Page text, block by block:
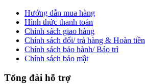
Hướng dẫn mua hàng
Hình thức thanh toán
Chính sách giao hàng
Chính sách đổi/ trả hàng & Hoàn tiền
Chính sách bảo hành/ Bảo trì
Chính sách bảo mật
Tổng đài hỗ trợ